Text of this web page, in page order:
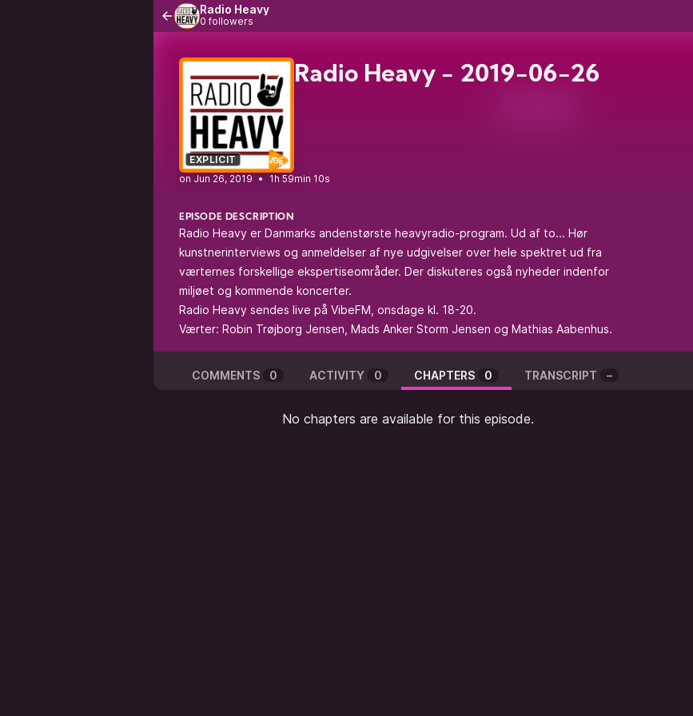
Radio Heavy
0 followers
EXPLICIT
Radio Heavy - 2019-06-26
• 1h 59min 10s
EPISODE DESCRIPTION
Radio Heavy er Danmarks andenstørste heavyradio-program. Ud af to... Hør
kunstnerinterviews og anmeldelser af nye udgivelser over hele spektret ud fra
værternes forskellige ekspertiseområder. Der diskuteres også nyheder indenfor
miljøet og kommende koncerter.
Radio Heavy sendes live på VibeFM, onsdage kl. 18-20.
Værter: Robin Trøjborg Jensen, Mads Anker Storm Jensen og Mathias Aabenhus.
COMMENTS 0 ACTIVITY 0 CHAPTERS 0 TRANSCRIPT –
No chapters are available for this episode.